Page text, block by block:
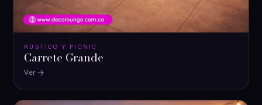
RÚSTICO Y PICNIC
Carrete Grande
Ver